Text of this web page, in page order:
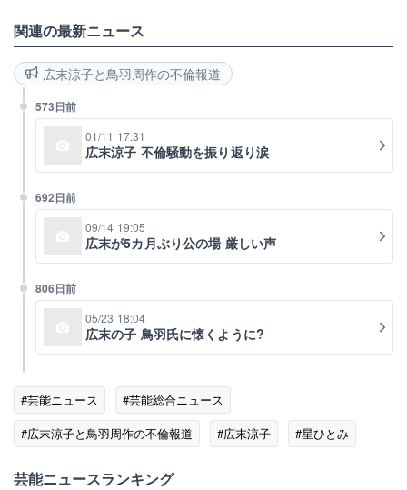
関連の最新ニュース
広末涼子と鳥羽周作の不倫報道
573日前
01/11 17:31
広末涼子 不倫騒動を振り返り涙
692日前
09/14 19:05
広末が5カ月ぶり公の場 厳しい声
806日前
05/23 18:04
広末の子 鳥羽氏に懐くように?
#芸能ニュース
#芸能総合ニュース
#広末涼子と鳥羽周作の不倫報道
#広末涼子
#星ひとみ
芸能ニュースランキング